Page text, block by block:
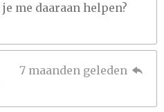
me daaraan helpen?
7 maanden geleden